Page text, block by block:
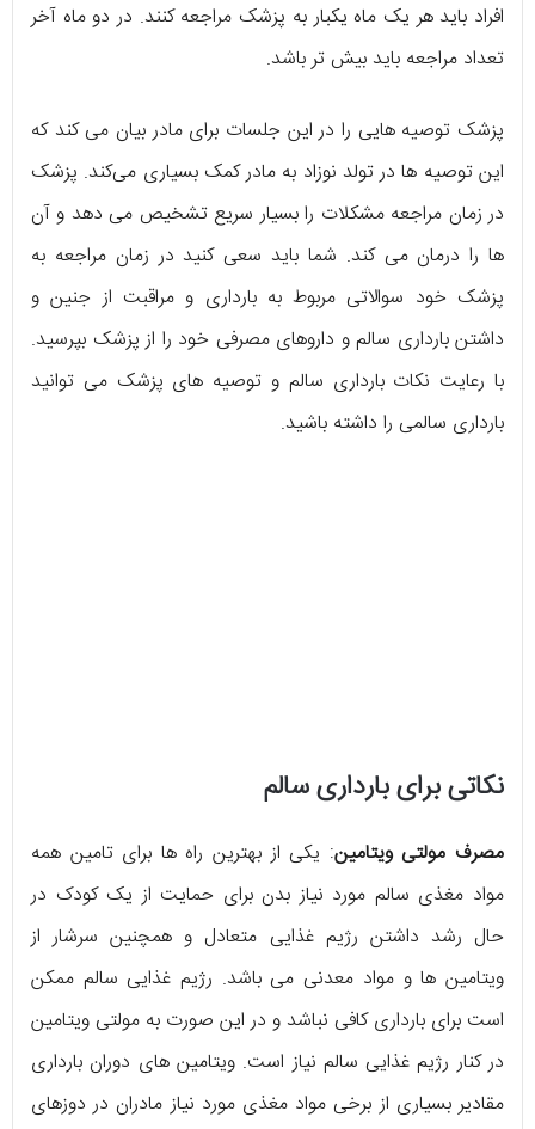
افراد باید هر یک ماه یکبار به پزشک مراجعه کنند. در دو ماه آخر
تعداد مراجعه باید بیش تر باشد.
پزشک توصیه هایی را در این جلسات برای مادر بیان می کند که
این توصیه ها در تولد نوزاد به مادر کمک بسیاری می‌کند. پزشک
در زمان مراجعه مشکلات را بسیار سریع تشخیص می دهد و آن
ها را درمان می کند. شما باید سعی کنید در زمان مراجعه به
پزشک خود سوالاتی مربوط به بارداری و مراقبت از جنین و
داشتن بارداری سالم و داروهای مصرفی خود را از پزشک بپرسید.
با رعایت نکات بارداری سالم و توصیه های پزشک می توانید
بارداری سالمی را داشته باشید.
نکاتی برای بارداری سالم
مصرف مولتی ویتامین: یکی از بهترین راه ها برای تامین همه
مواد مغذی سالم مورد نیاز بدن برای حمایت از یک کودک در
حال رشد داشتن رژیم غذایی متعادل و همچنین سرشار از
ویتامین ها و مواد معدنی می باشد. رژیم غذایی سالم ممکن
است برای بارداری کافی نباشد و در این صورت به مولتی ویتامین
در کنار رژیم غذایی سالم نیاز است. ویتامین های دوران بارداری
مقادیر بسیاری از برخی مواد مغذی مورد نیاز مادران در دوزهای